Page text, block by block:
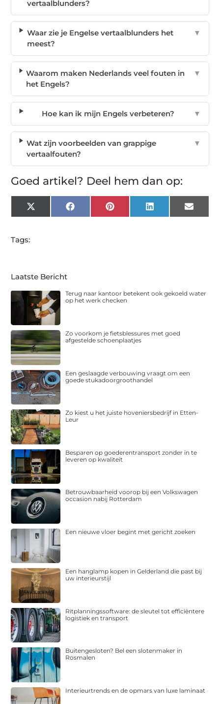
vertaalblunders?
Waar zie je Engelse vertaalblunders het
meest?
▼
Waarom maken Nederlands veel fouten in
het Engels?
▼
Hoe kan ik mijn Engels verbeteren? ▼
Wat zijn voorbeelden van grappige
vertaalfouten?
▼
Goed artikel? Deel hem dan op:
X
(Twitter)
FacebookPinterest LinkedIn Email
Tags:
Laatste Bericht
Terug naar kantoor betekent ook gekoeld water
op het werk checken
Zo voorkom je fietsblessures met goed
afgestelde schoenplaatjes
Een geslaagde verbouwing vraagt om een
goede stukadoorgroothandel
Zo kiest u het juiste hoveniersbedrijf in Etten-
Leur
Besparen op goederentransport zonder in te
leveren op kwaliteit
Betrouwbaarheid voorop bij een Volkswagen
occasion nabij Rotterdam
Een nieuwe vloer begint met gericht zoeken
Een hanglamp kopen in Gelderland die past bij
uw interieurstijl
Ritplanningssoftware: de sleutel tot efficiëntere
logistiek en transport
Buitengesloten? Bel een slotenmaker in
Rosmalen
Interieurtrends en de opmars van luxe laminaat